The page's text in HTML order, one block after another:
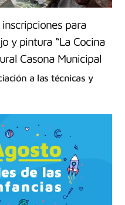
para
y pintura “La Cocina
Casona Municipal
a las técnicas y